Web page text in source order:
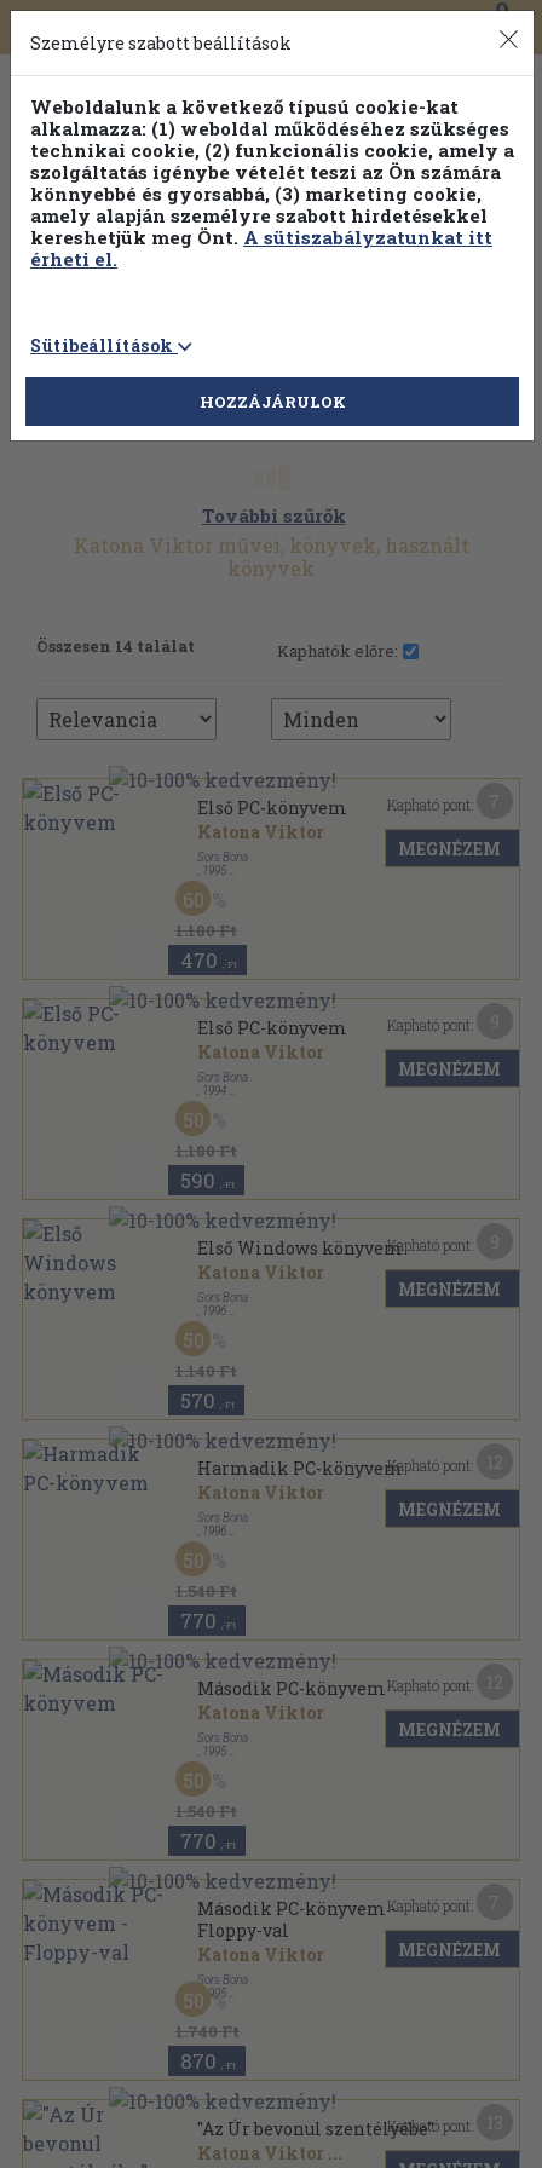
Toggle
navigation
0
Válogasson több mint 1.000.000 kiadványunk közül
100% kedvezménnyel!
További szűrők
Katona Viktor művei, könyvek, használt
könyvek
Összesen 14 találat Kaphatók előre:
Első PC-könyvem
Katona Viktor
Sors Bona
1995
Ragasztott papírkötés
Számítástechnikai ABC sorozat
1.180 Ft
60
470 ,-Ft
Kapható pont:
MEGNÉZEM
Első PC-könyvem
Katona Viktor
Sors Bona
1994
Ragasztott papírkötés
Számítástechnikai ABC sorozat
1.180 Ft
50
590 ,-Ft
Kapható pont:
MEGNÉZEM
Első Windows könyvem
Katona Viktor
Sors Bona
1996
Ragasztott papírkötés
1.140 Ft
50
570 ,-Ft
Kapható pont:
MEGNÉZEM
Harmadik PC-könyvem
Katona Viktor
Sors Bona
1996
Ragasztott papírkötés
Számítástechnikai ABC sorozat
1.540 Ft
50
770 ,-Ft
Kapható pont:
MEGNÉZEM
Második PC-könyvem
Katona Viktor
Sors Bona
1995
Ragasztott papírkötés
Számítástechnikai ABC sorozat
1.540 Ft
50
770 ,-Ft
Kapható pont:
MEGNÉZEM
Második PC-könyvem -
Floppy-val
Katona Viktor
Sors Bona
, 1995
Ragasztott papírkötés
Számítástechnikai ABC sorozat
1.740 Ft
50
870 ,-Ft
Kapható pont:
MEGNÉZEM
"Az Úr bevonul szentélyébe"
Katona Viktor ...
Kapható pont:
Személyre szabott beállítások
Weboldalunk a következő típusú cookie-kat
alkalmazza: (1) weboldal működéséhez szükséges
technikai cookie, (2) funkcionális cookie, amely a
szolgáltatás igénybe vételét teszi az Ön számára
könnyebbé és gyorsabbá, (3) marketing cookie,
amely alapján személyre szabott hirdetésekkel
kereshetjük meg Önt. A sütiszabályzatunkat itt
érheti el.
Sütibeállítások
HOZZÁJÁRULOK